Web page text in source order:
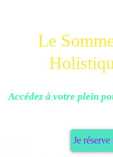
Le
Accédez à votre plein
Je